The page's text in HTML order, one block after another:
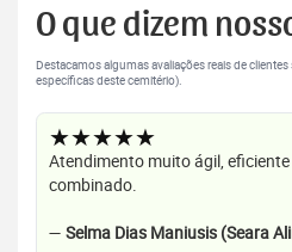
O que dizem
Destacamos algumas avaliações reais de clientes
específicas deste cemitério).
★★★★★
Atendimento muito ágil,
combinado.
— Selma Dias Maniusis (Seara